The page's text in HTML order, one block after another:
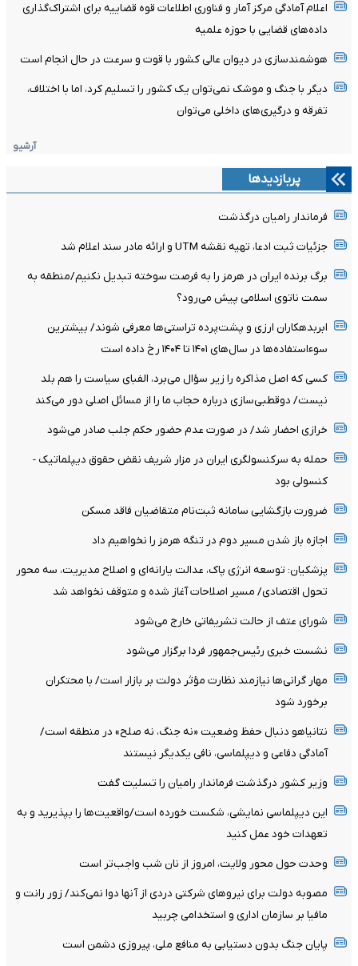
اعلام آمادگی مرکز آمار و فناوری اطلاعات قوه قضاییه برای اشتراک‌گذاری
داده‌های قضایی با حوزه علمیه
هوشمندسازی در دیوان عالی کشور با قوت و سرعت در حال انجام است
دیگر با جنگ و موشک نمی‌توان یک کشور را تسلیم کرد، اما با اختلاف،
تفرقه و درگیری‌های داخلی می‌توان
آرشیو
پربازدیدها
فرماندار رامیان درگذشت
جزئیات ثبت ادعا، تهیه نقشه UTM و ارائه مادر سند اعلام شد
برگ برنده ایران در هرمز را به فرصت سوخته تبدیل نکنیم/منطقه به
سمت ناتوی اسلامی پیش می‌رود؟
ابربدهکاران ارزی و پشت‌پرده تراستی‌ها معرفی شوند/ بیشترین
سوءاستفاده‌ها در سال‌های ۱۴۰۱ تا ۱۴۰۴ رخ داده است
کسی که اصل مذاکره را زیر سؤال می‌برد، الفبای سیاست را هم بلد
نیست/ دوقطبی‌سازی درباره حجاب ما را از مسائل اصلی دور می‌کند
خرازی احضار شد/ در صورت عدم حضور حکم جلب صادر می‌شود
حمله به سرکنسولگری ایران در مزار شریف نقض حقوق دیپلماتیک -
کنسولی بود
ضرورت بازگشایی سامانه ثبت‌نام متقاضیان فاقد مسکن
اجازه باز شدن مسیر دوم در تنگه هرمز را نخواهیم داد
پزشکیان: توسعه انرژی پاک، عدالت یارانه‌ای و اصلاح مدیریت، سه محور
تحول اقتصادی/ مسیر اصلاحات آغاز شده و متوقف نخواهد شد
شورای عتف از حالت تشریفاتی خارج می‌شود
نشست خبری رئیس‌جمهور فردا برگزار می‌شود
مهار گرانی‌ها نیازمند نظارت مؤثر دولت بر بازار است/ با محتکران
برخورد شود
نتانیاهو دنبال حفظ وضعیت «نه جنگ، نه صلح» در منطقه است/
آمادگی دفاعی و دیپلماسی، نافی یکدیگر نیستند
وزیر کشور درگذشت فرماندار رامیان را تسلیت گفت
این دیپلماسی نمایشی، شکست خورده است/واقعیت‌ها را بپذیرید و به
تعهدات خود عمل کنید
وحدت حول محور ولایت، امروز از نان شب واجب‌تر است
مصوبه دولت برای نیروهای شرکتی دردی از آنها دوا نمی‌کند/ زور رانت و
مافیا بر سازمان اداری و استخدامی چربید
پایان جنگ بدون دستیابی به منافع ملی، پیروزی دشمن است